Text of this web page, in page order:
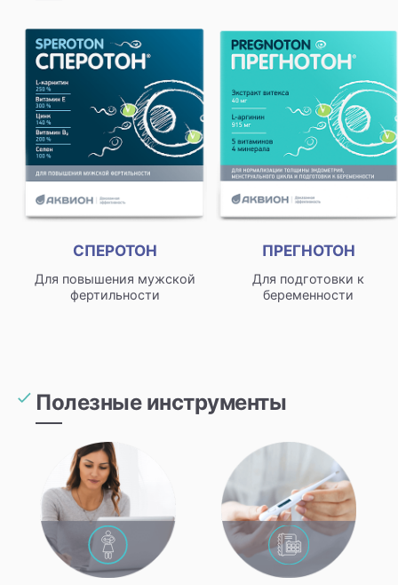
СПЕРОТОН
Для повышения мужской
фертильности
ПРЕГНОТОН
Для подготовки к
беременности
Полезные инструменты